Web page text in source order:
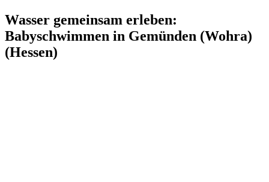
Wasser gemeinsam erleben:
Babyschwimmen in Gemünden (Wohra)
(Hessen)